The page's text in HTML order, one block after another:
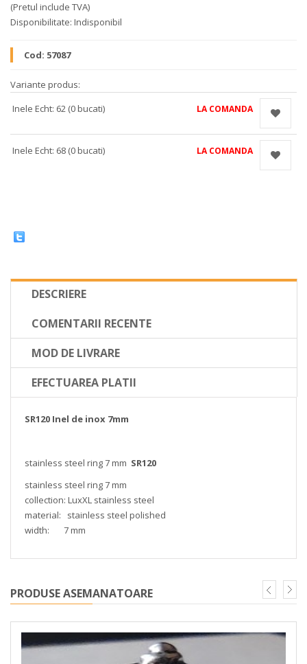
(Pretul include TVA)
Disponibilitate: Indisponibil
Cod: 57087
Variante produs:
Inele Echt: 62 (0 bucati)
LA COMANDA
Inele Echt: 68 (0 bucati) LA COMANDA
DESCRIERE
COMENTARII RECENTE
MOD DE LIVRARE
EFECTUAREA PLATII
SR120 Inel de inox 7mm
stainless steel ring 7 mm SR120
stainless steel ring 7 mm
collection: LuxXL stainless steel
material: stainless steel polished
width: 7 mm
PRODUSE ASEMANATOARE